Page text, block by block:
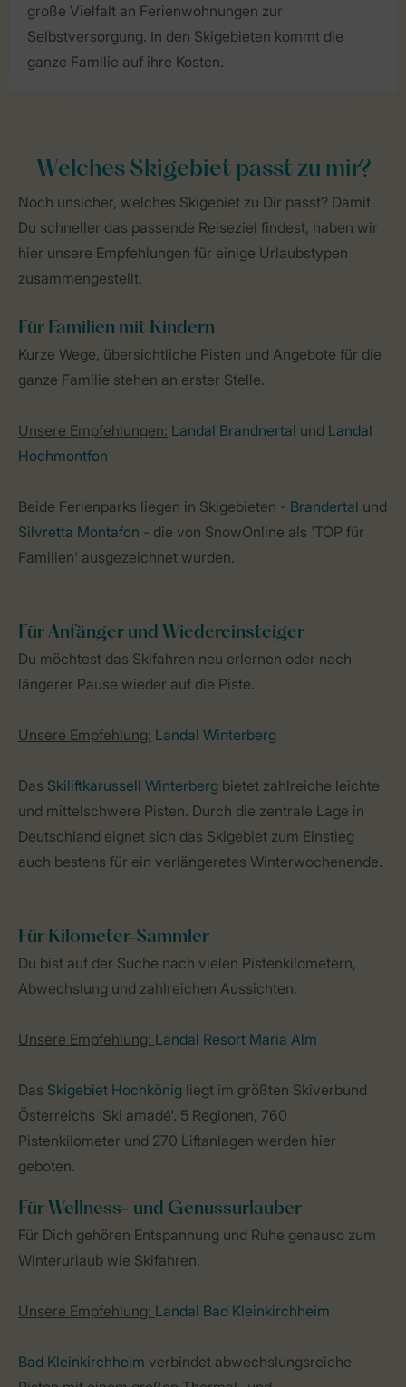
große Vielfalt an Ferienwohnungen zur
Selbstversorgung. In den Skigebieten kommt die
ganze Familie auf ihre Kosten.
Welches Skigebiet passt zu mir?
Noch unsicher, welches Skigebiet zu Dir passt? Damit
Du schneller das passende Reiseziel findest, haben wir
hier unsere Empfehlungen für einige Urlaubstypen
zusammengestellt.
Für Familien mit Kindern
Kurze Wege, übersichtliche Pisten und Angebote für die
ganze Familie stehen an erster Stelle.
Unsere Empfehlungen: Landal Brandnertal und Landal
Hochmontfon
Beide Ferienparks liegen in Skigebieten - Brandertal und
Silvretta Montafon - die von SnowOnline als 'TOP für
Familien' ausgezeichnet wurden.
Für Anfänger und Wiedereinsteiger
Du möchtest das Skifahren neu erlernen oder nach
längerer Pause wieder auf die Piste.
Unsere Empfehlung: Landal Winterberg
Das Skiliftkarussell Winterberg bietet zahlreiche leichte
und mittelschwere Pisten. Durch die zentrale Lage in
Deutschland eignet sich das Skigebiet zum Einstieg
auch bestens für ein verlängeretes Winterwochenende.
Für Kilometer-Sammler
Du bist auf der Suche nach vielen Pistenkilometern,
Abwechslung und zahlreichen Aussichten.
Unsere Empfehlung: Landal Resort Maria Alm
Das Skigebiet Hochkönig liegt im größten Skiverbund
Österreichs 'Ski amadé'. 5 Regionen, 760
Pistenkilometer und 270 Liftanlagen werden hier
geboten.
Für Wellness- und Genussurlauber
Für Dich gehören Entspannung und Ruhe genauso zum
Winterurlaub wie Skifahren.
Unsere Empfehlung: Landal Bad Kleinkirchheim
Bad Kleinkirchheim verbindet abwechslungsreiche